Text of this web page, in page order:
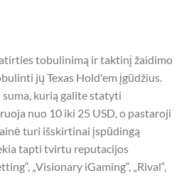
tobulinimą ir taktinį žaidimo
jų Texas Hold'em įgūdžius.
kurią galite statyti
nuo 10 iki 25 USD, o pastaroji
turi išskirtinai įspūdingą
tapti tvirtu reputacijos
„Visionary iGaming“, „Rival“,